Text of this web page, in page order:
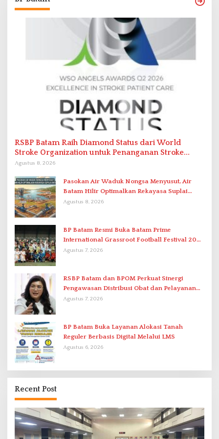
RSBP Batam Raih Diamond Status dari World
Stroke Organization untuk Penanganan Stroke
Berstandar Internasional
Agustus 8, 2026
Pasokan Air Waduk Nongsa Menyusut, Air
Batam Hilir Optimalkan Rekayasa Suplai
Antar-IPAM
Agustus 8, 2026
BP Batam Resmi Buka Batam Prime
International Grassroot Football Festival 2026
di Stadion Temenggung Abdul Jamal
Agustus 7, 2026
RSBP Batam dan BPOM Perkuat Sinergi
Pengawasan Distribusi Obat dan Pelayanan
Kefarmasian
Agustus 7, 2026
BP Batam Buka Layanan Alokasi Tanah
Reguler Berbasis Digital Melalui LMS
Agustus 6, 2026
Recent Post